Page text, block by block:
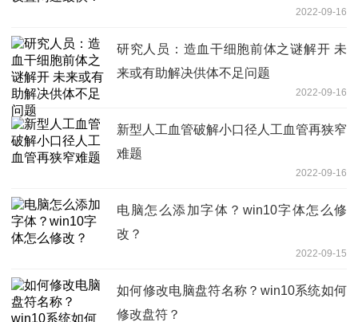
2022-09-16
研究人员：造血干细胞前体之谜解开 未
来或有助解决供体不足问题
2022-09-16
新型人工血管破解小口径人工血管再狭窄
难题
2022-09-16
电脑怎么添加字体？win10字体怎么修
改？
2022-09-15
如何修改电脑盘符名称？win10系统如何
修改盘符？